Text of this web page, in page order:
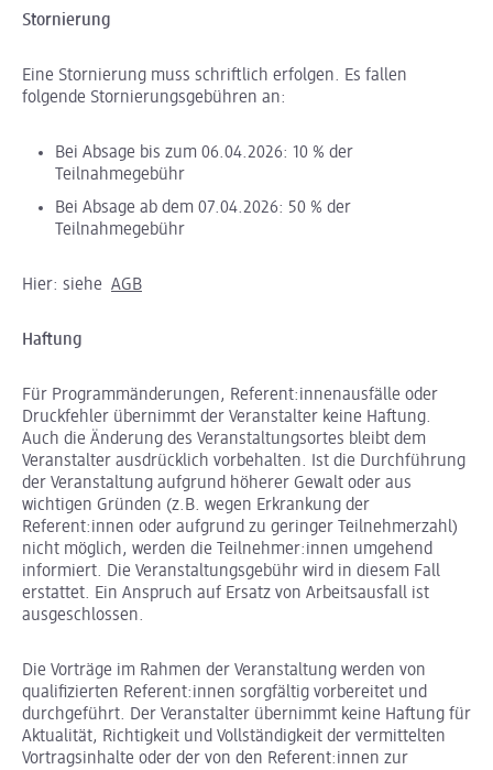
Stornierung
Eine Stornierung muss schriftlich erfolgen. Es fallen
folgende Stornierungsgebühren an:
Bei Absage bis zum 06.04.2026: 10 % der
Teilnahmegebühr
Bei Absage ab dem 07.04.2026: 50 % der
Teilnahmegebühr
Hier: siehe AGB
Haftung
Für Programmänderungen, Referent:innenausfälle oder
Druckfehler übernimmt der Veranstalter keine Haftung.
Auch die Änderung des Veranstaltungsortes bleibt dem
Veranstalter ausdrücklich vorbehalten. Ist die Durchführung
der Veranstaltung aufgrund höherer Gewalt oder aus
wichtigen Gründen (z.B. wegen Erkrankung der
Referent:innen oder aufgrund zu geringer Teilnehmerzahl)
nicht möglich, werden die Teilnehmer:innen umgehend
informiert. Die Veranstaltungsgebühr wird in diesem Fall
erstattet. Ein Anspruch auf Ersatz von Arbeitsausfall ist
ausgeschlossen.
Die Vorträge im Rahmen der Veranstaltung werden von
qualifizierten Referent:innen sorgfältig vorbereitet und
durchgeführt. Der Veranstalter übernimmt keine Haftung für
Aktualität, Richtigkeit und Vollständigkeit der vermittelten
Vortragsinhalte oder der von den Referent:innen zur